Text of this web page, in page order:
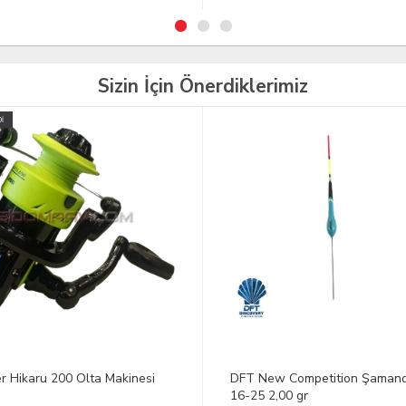
Sizin İçin Önerdiklerimiz
Competition Şamandıra
BLACKSPADE Termal Üst İçlik
Seviye Sahra Bej S